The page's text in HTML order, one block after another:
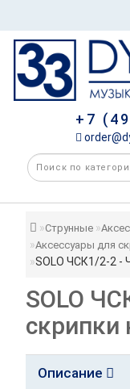
+7
Струнные
Аксессуары для
SOLO ЧСК1/2-2 -
SOLO
скрипки
Описание